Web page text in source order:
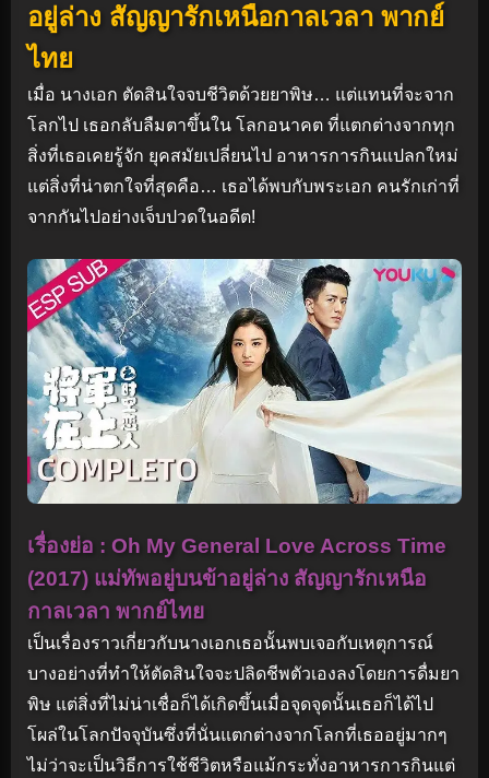
อยู่ล่าง สัญญารักเหนือกาลเวลา พากย์
ไทย
เมื่อ นางเอก ตัดสินใจจบชีวิตด้วยยาพิษ… แต่แทนที่จะจาก
โลกไป เธอกลับลืมตาขึ้นใน โลกอนาคต ที่แตกต่างจากทุก
สิ่งที่เธอเคยรู้จัก ยุคสมัยเปลี่ยนไป อาหารการกินแปลกใหม่
แต่สิ่งที่น่าตกใจที่สุดคือ… เธอได้พบกับพระเอก คนรักเก่าที่
จากกันไปอย่างเจ็บปวดในอดีต!
เรื่องย่อ : Oh My General Love Across Time
(2017) แม่ทัพอยู่บนข้าอยู่ล่าง สัญญารักเหนือ
กาลเวลา พากย์ไทย
เป็นเรื่องราวเกี่ยวกับนางเอกเธอนั้นพบเจอกับเหตุการณ์
บางอย่างที่ทำให้ตัดสินใจจะปลิดชีพตัวเองลงโดยการดื่มยา
พิษ แต่สิ่งที่ไม่น่าเชื่อก็ได้เกิดขึ้นเมื่อจุดจุดนั้นเธอก็ได้ไป
โผล่ในโลกปัจจุบันซึ่งที่นั่นแตกต่างจากโลกที่เธออยู่มากๆ
ไม่ว่าจะเป็นวิธีการใช้ชีวิตหรือแม้กระทั่งอาหารการกินแต่